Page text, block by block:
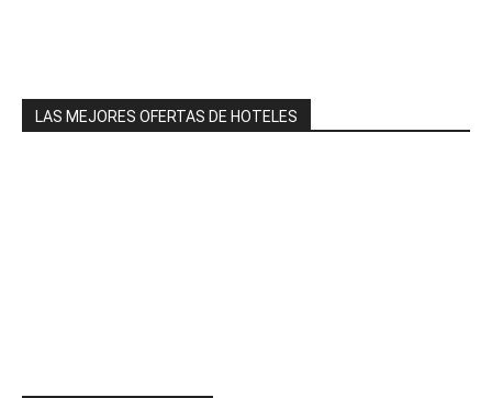
LAS MEJORES OFERTAS DE HOTELES